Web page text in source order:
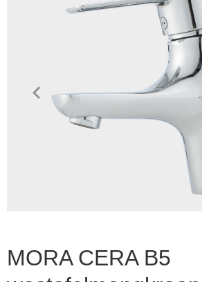
MORA CERA B5